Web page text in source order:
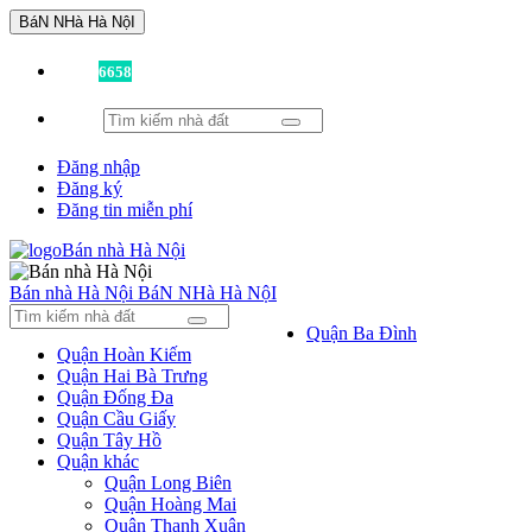
BáN NHà Hà NộI
6658
Đăng nhập
Đăng ký
Đăng tin miễn phí
Bán nhà Hà Nội BáN NHà Hà NộI
Quận Ba Đình
Quận Hoàn Kiếm
Quận Hai Bà Trưng
Quận Đống Đa
Quận Cầu Giấy
Quận Tây Hồ
Quận khác
Quận Long Biên
Quận Hoàng Mai
Quận Thanh Xuân